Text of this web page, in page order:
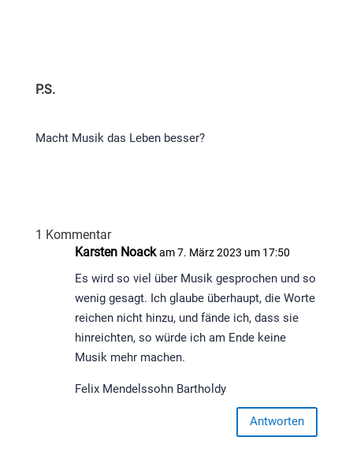
P.S.
Macht Musik das Leben besser?
1 Kommentar
Karsten Noack am 7. März 2023 um 17:50
Es wird so viel über Musik gesprochen und so
wenig gesagt. Ich glaube überhaupt, die Worte
reichen nicht hinzu, und fände ich, dass sie
hinreichten, so würde ich am Ende keine
Musik mehr machen.
Felix Mendelssohn Bartholdy
Antworten